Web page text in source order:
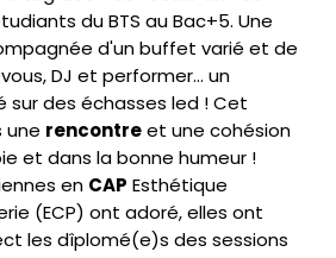
du BTS au Bac+5. Une
d'un buffet varié et de
DJ et performer... un
sur des échasses led ! Cet
une rencontreet une cohésion
et dans la bonne humeur !
en CAP Esthétique
(ECP) ont adoré, elles ont
les dîplomé(e)s des sessions